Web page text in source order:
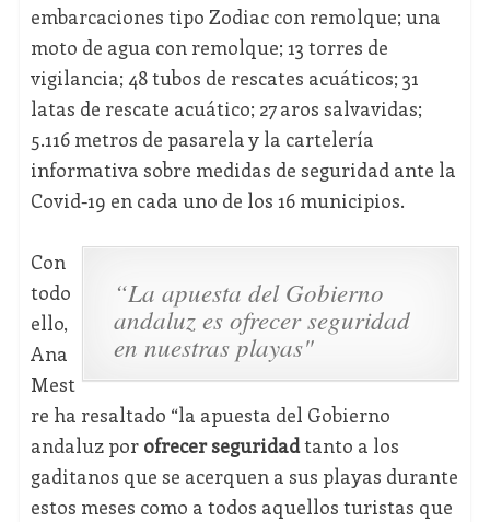
embarcaciones tipo Zodiac con remolque; una
moto de agua con remolque; 13 torres de
vigilancia; 48 tubos de rescates acuáticos; 31
latas de rescate acuático; 27 aros salvavidas;
5.116 metros de pasarela y la cartelería
informativa sobre medidas de seguridad ante la
Covid-19 en cada uno de los 16 municipios.
“La apuesta del Gobierno
andaluz es ofrecer seguridad
en nuestras playas"
Con
todo
ello,
Ana
Mest
re ha resaltado “la apuesta del Gobierno
andaluz por ofrecer seguridadtanto a los
gaditanos que se acerquen a sus playas durante
estos meses como a todos aquellos turistas que